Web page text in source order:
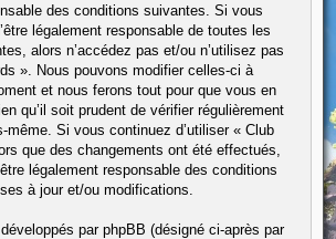
des conditions suivantes. Si vous
légalement responsable de toutes les
alors n’accédez pas et/ou n’utilisez pas
». Nous pouvons modifier celles-ci à
et nous ferons tout pour que vous en
qu’il soit prudent de vérifier régulièrement
même. Si vous continuez d’utiliser « Club
que des changements ont été effectués,
légalement responsable des conditions
à jour et/ou modifications.
par phpBB (désigné ci-après par